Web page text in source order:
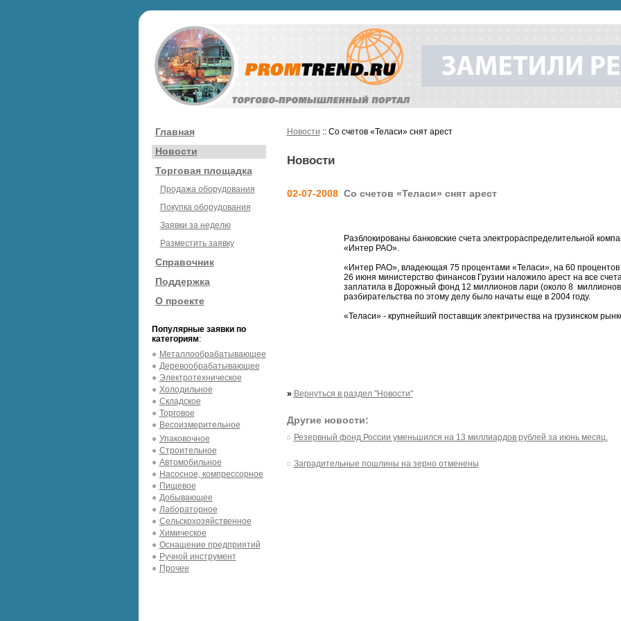
Главная
Новости
Торговая площадка
Продажа оборудования
Покупка оборудования
Заявки за неделю
Разместить заявку
Справочник
Поддержка
О проекте
Популярные заявки по
категориям:
Металлообрабатывающее
Деревообрабатывающее
Электротехническое
Холодильное
Складское
Торговое
Весоизмерительное
Упаковочное
Строительное
Автомобильное
Насосное, компрессорное
Пищевое
Добывающее
Лабораторное
Сельскохозяйственное
Химическое
Оснащение предприятий
Ручной инструмент
Прочее
Новости :: Со счетов «Теласи» снят арест
Новости
02-07-2008 Со счетов «Теласи» снят арест
Разблокированы банковские счета электрораспределительной
«Интер РАО».
«Интер РАО», владеющая 75 процентами «Теласи», на 60
26 июня министерство финансов Грузии наложило арест на все
заплатила в Дорожный фонд 12 миллионов лари (около 8
разбирательства по этому делу было начаты еще в 2004 году.
«Теласи» - крупнейший поставщик электричества на грузинском
» Вернуться в раздел "Новости"
Другие новости:
Резервный фонд России уменьшился на 13 миллиардов рублей за июнь месяц.
Заградительные пошлины на зерно отменены